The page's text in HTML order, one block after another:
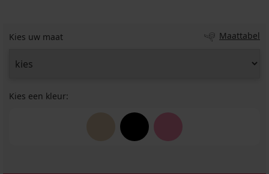
Kies uw maat Maattabel
Kies een kleur: